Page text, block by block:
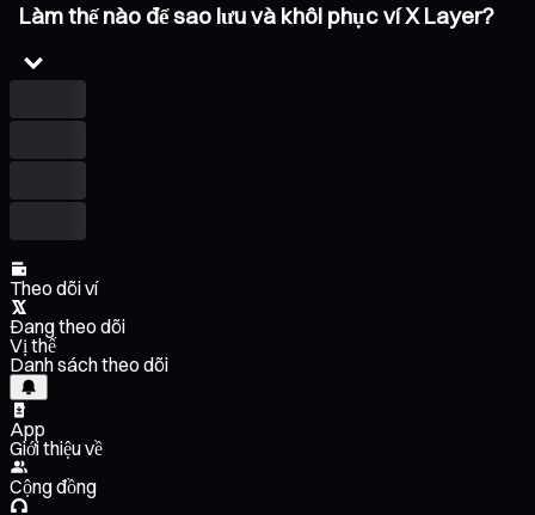
Làm thế nào để sao lưu và khôi phục ví X Layer?
Theo dõi ví
Đang theo dõi
Vị thế
Danh sách theo dõi
App
Giới thiệu về
Cộng đồng